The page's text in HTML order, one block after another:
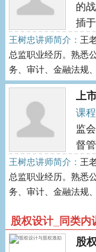
的
插
王树忠讲师简介： 王
总监职业经历。熟悉
务、审计、金融法规
上
课
监
督
王树忠讲师简介： 王
总监职业经历。熟悉
务、审计、金融法规
股权设计_同类内
股